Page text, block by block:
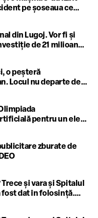
pe șoseaua ce
din Lugoj. Vor fi și
de 21 milioane
o peșteră
Locul nu departe de
pentru un elev
zburate de
și vara și Spitalul
fost dat în folosință.